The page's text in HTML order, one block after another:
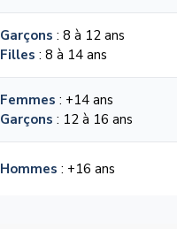
Garçons : 8 à 12 ans
Filles : 8 à 14 ans
Femmes : +14 ans
Garçons : 12 à 16 ans
Hommes : +16 ans